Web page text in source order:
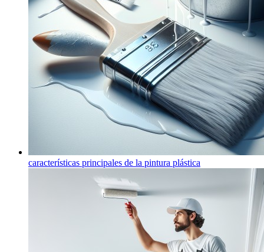
características principales de la pintura plástica